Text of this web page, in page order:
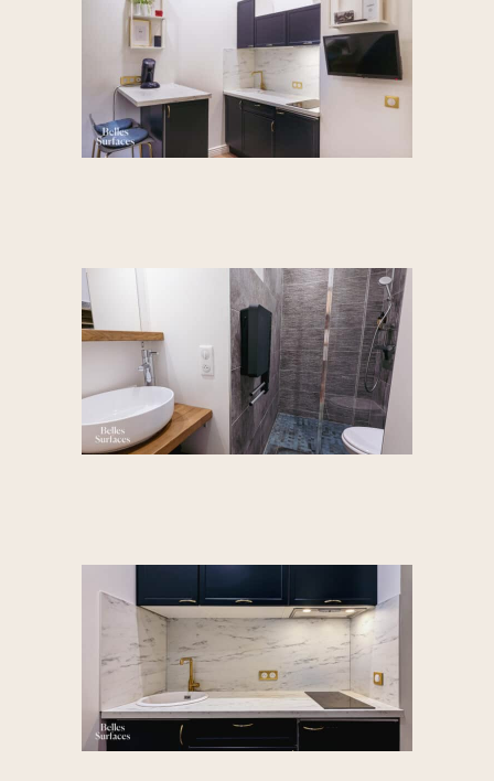
★★★★★ — Ravie
de
l'accompagnement
très professionnel
de Thomas et son
équipe. L'agence
Belles surfaces est
d'Aix-les-Bains. Elle
a su valoriser ce bien
avec intelligence
pour les deux parties
: vendeur et
acheteur. La vente
devrait aboutir avec